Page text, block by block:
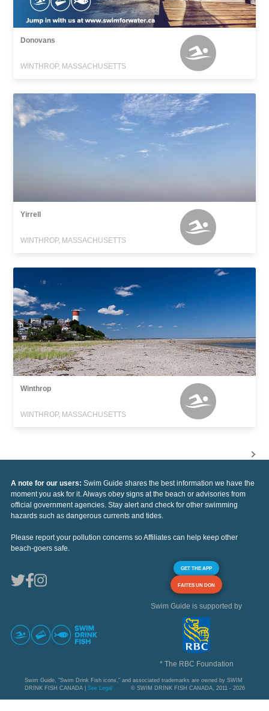
Donovans
WINTHROP, MASSACHUSETTS
Yirrell
WINTHROP, MASSACHUSETTS
Winthrop
WINTHROP, MASSACHUSETTS
A note for our users: Swim Guide shares the best information we have the
moment you ask for it. Always obey signs at the beach or advisories from
official government agencies. Stay alert and check for other swimming
hazards such as dangerous currents and tides.
Please report your pollution concerns so Affiliates can help keep other
beach-goers safe.
GET THE APP
FAITES UN DON
Swim Guide is supported by
* The RBC Foundation
Swim Guide, "Swim Drink Fish icons," and associated trademarks are owned by SWIM
DRINK FISH CANADA | See Legal © SWIM DRINK FISH CANADA, 2011 - 2026